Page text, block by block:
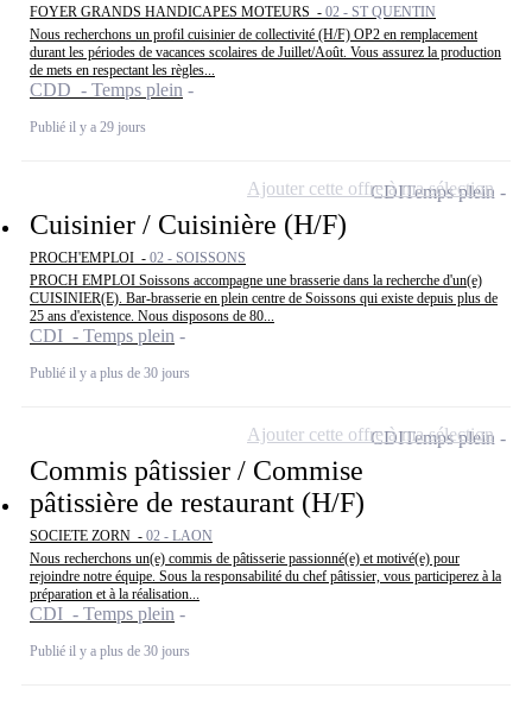
FOYER GRANDS HANDICAPES MOTEURS - 02 - ST QUENTIN
Nous recherchons un profil cuisinier de collectivité (H/F) OP2 en remplacement
durant les périodes de vacances scolaires de Juillet/Août. Vous assurez la production
de mets en respectant les règles...
CDD - Temps plein
Publié il y a 29 jours
Cuisinier / Cuisinière (H/F)
PROCH'EMPLOI - 02 - SOISSONS
PROCH EMPLOI Soissons accompagne une brasserie dans la recherche d'un(e)
CUISINIER(E). Bar-brasserie en plein centre de Soissons qui existe depuis plus de
25 ans d'existence. Nous disposons de 80...
CDI - Temps plein
Publié il y a plus de 30 jours
CDITemps plein
Ajouter cette offre à ma sélection
Commis pâtissier / Commise
pâtissière de restaurant (H/F)
SOCIETE ZORN - 02 - LAON
Nous recherchons un(e) commis de pâtisserie passionné(e) et motivé(e) pour
rejoindre notre équipe. Sous la responsabilité du chef pâtissier, vous participerez à la
préparation et à la réalisation...
CDI - Temps plein
Publié il y a plus de 30 jours
CDITemps plein
Ajouter cette offre à ma sélection